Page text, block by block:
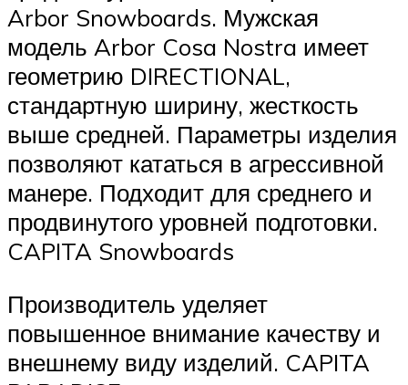
Arbor Snowboards. Мужская
модель Arbor Cosa Nostra имеет
геометрию DIRECTIONAL,
стандартную ширину, жесткость
выше средней. Параметры изделия
позволяют кататься в агрессивной
манере. Подходит для среднего и
продвинутого уровней подготовки.
CAPITA Snowboards
Производитель уделяет
повышенное внимание качеству и
внешнему виду изделий. CAPITA